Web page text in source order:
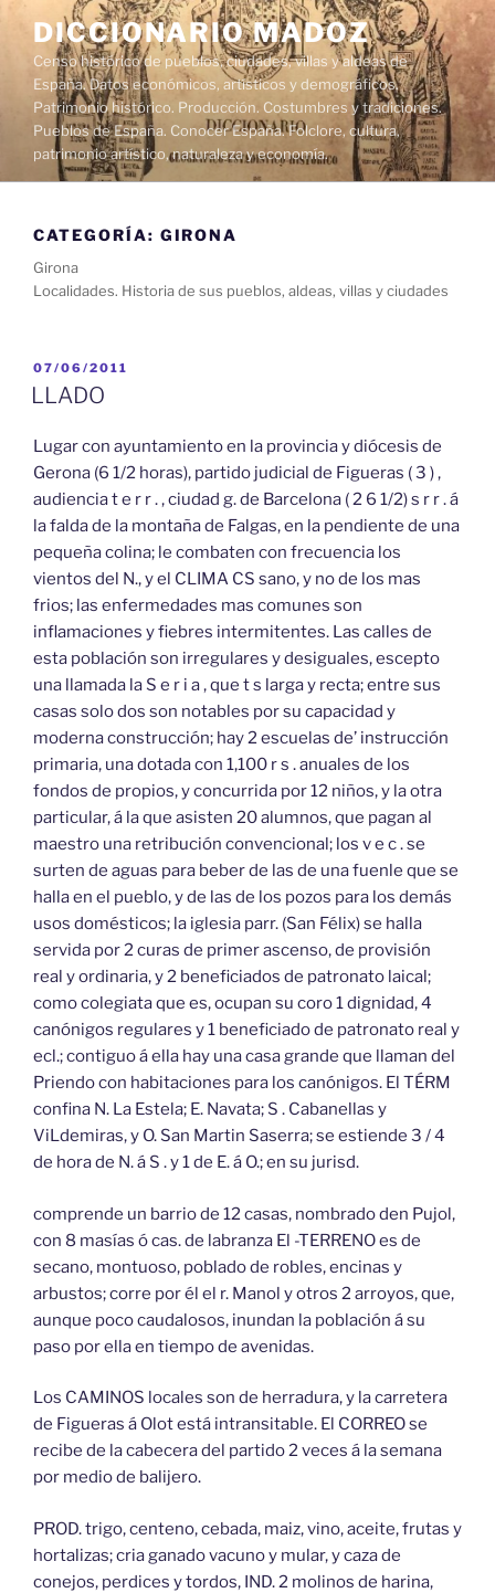
contenido
DICCIONARIO MADOZ
Censo histórico de pueblos, ciudades, villas y aldeas de
España. Datos económicos, artísticos y demográficos.
Patrimonio histórico. Producción. Costumbres y tradiciones.
Pueblos de España. Conocer España. Folclore, cultura,
patrimonio artístico, naturaleza y economía.
CATEGORÍA: GIRONA
Girona
Localidades. Historia de sus pueblos, aldeas, villas y ciudades
PUBLICADO
EL
07/06/2011
LLADO
Lugar con ayuntamiento en la provincia y diócesis de
Gerona (6 1/2 horas), partido judicial de Figueras ( 3 ) ,
audiencia t e r r . , ciudad g. de Barcelona ( 2 6 1/2) s r r . á
la falda de la montaña de Falgas, en la pendiente de una
pequeña colina; le combaten con frecuencia los
vientos del N., y el CLIMA CS sano, y no de los mas
frios; las enfermedades mas comunes son
inflamaciones y fiebres intermitentes. Las calles de
esta población son irregulares y desiguales, escepto
una llamada la S e r i a , que t s larga y recta; entre sus
casas solo dos son notables por su capacidad y
moderna construcción; hay 2 escuelas de’ instrucción
primaria, una dotada con 1,100 r s . anuales de los
fondos de propios, y concurrida por 12 niños, y la otra
particular, á la que asisten 20 alumnos, que pagan al
maestro una retribución convencional; los v e c . se
surten de aguas para beber de las de una fuenle que se
halla en el pueblo, y de las de los pozos para los demás
usos domésticos; la iglesia parr. (San Félix) se halla
servida por 2 curas de primer ascenso, de provisión
real y ordinaria, y 2 beneficiados de patronato laical;
como colegiata que es, ocupan su coro 1 dignidad, 4
canónigos regulares y 1 beneficiado de patronato real y
ecl.; contiguo á ella hay una casa grande que llaman del
Priendo con habitaciones para los canónigos. El TÉRM
confina N. La Estela; E. Navata; S . Cabanellas y
ViLdemiras, y O. San Martin Saserra; se estiende 3 / 4
de hora de N. á S . y 1 de E. á O.; en su jurisd.
comprende un barrio de 12 casas, nombrado den Pujol,
con 8 masías ó cas. de labranza El -TERRENO es de
secano, montuoso, poblado de robles, encinas y
arbustos; corre por él el r. Manol y otros 2 arroyos, que,
aunque poco caudalosos, inundan la población á su
paso por ella en tiempo de avenidas.
Los CAMINOS locales son de herradura, y la carretera
de Figueras á Olot está intransitable. El CORREO se
recibe de la cabecera del partido 2 veces á la semana
por medio de balijero.
PROD. trigo, centeno, cebada, maiz, vino, aceite, frutas y
hortalizas; cria ganado vacuno y mular, y caza de
conejos, perdices y tordos, IND. 2 molinos de harina,